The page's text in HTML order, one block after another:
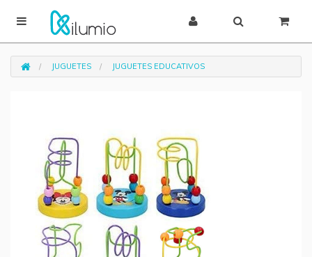
JUGUETES JUGUETES EDUCATIVOS